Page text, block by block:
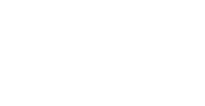
NinjaOne in
alle nostre demo on-demand per